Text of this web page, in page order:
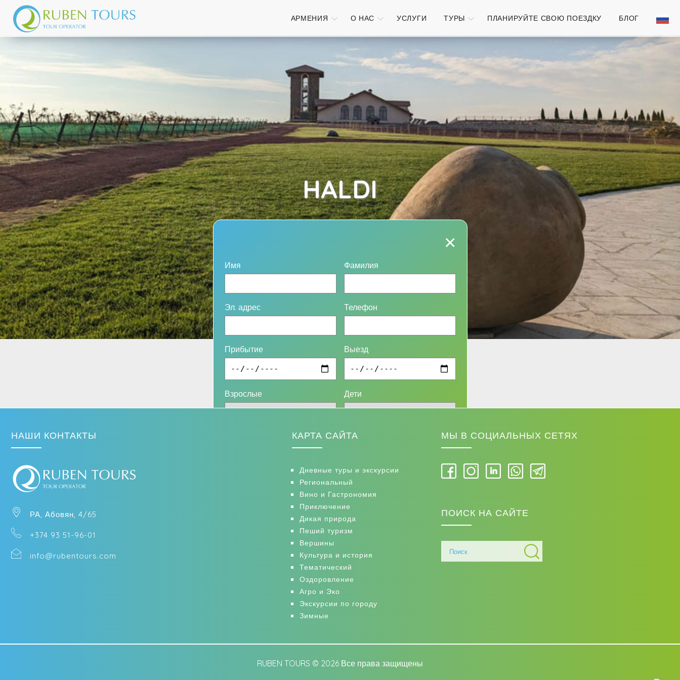
АРМЕНИЯ О НАС УСЛУГИ ТУРЫ ПЛАНИРУЙТЕ СВОЮ ПОЕЗДКУ БЛОГ
HALDI
×
Имя Фамилия
Эл. адрес Телефон
Прибытие Выезд
Взрослые Дети
НАШИ КОНТАКТЫ
РА, Абовян, 4/65
+374 93 51-96-01
info@rubentours.com
КАРТА САЙТА
Дневные туры и экскурсии
Региональный
Вино и Гастрономия
Приключение
Дикая природа
Пеший туризм
Вершины
Культура и история
Тематический
Оздоровление
Агро и Эко
Экскурсии по городу
Зимные
МЫ В СОЦИАЛЬНЫХ СЕТЯХ
ПОИСК НА САЙТЕ
RUBEN TOURS © 2026 Все права защищены